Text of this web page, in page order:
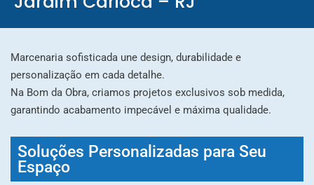
Marcenaria sofisticada une design, durabilidade e
personalização em cada detalhe.
Na Bom da Obra, criamos projetos exclusivos sob medida,
garantindo acabamento impecável e máxima qualidade.
Soluções Personalizadas para Seu
Espaço